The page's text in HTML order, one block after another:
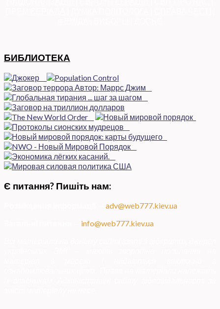
БИБЛИОТЕКА
Є питання? Пишіть нам:
adv@web777.kiev.ua
info@web777.kiev.ua